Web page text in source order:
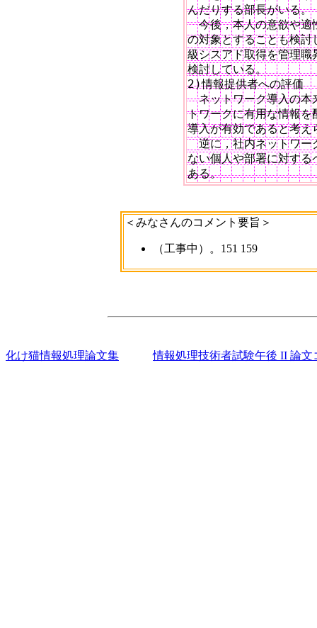
んだりする部長がいる。
今後，本人の意欲や適
の対象とすることも検
級シスアド取得を管理
検討している。
2)情報提供者への評価
ネットワーク導入の本
トワークに有用な情報
導入が有効であると考え
逆に，社内ネットワー
ない個人や部署に対す
＜みなさんのコメント要旨＞
（工事中）。151 159
化け猫情報処理論文集 情報処理技術者試験午後 II 論文